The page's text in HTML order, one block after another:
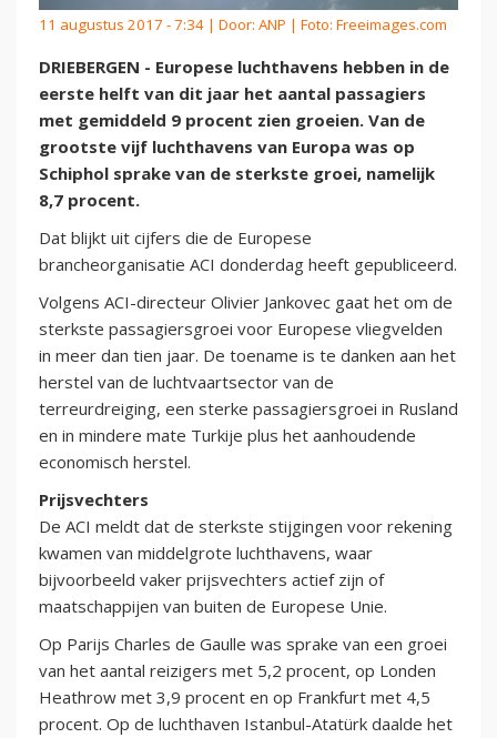
11 augustus 2017 - 7:34 | Door: ANP | Foto: Freeimages.com
DRIEBERGEN - Europese luchthavens hebben in de
eerste helft van dit jaar het aantal passagiers
met gemiddeld 9 procent zien groeien. Van de
grootste vijf luchthavens van Europa was op
Schiphol sprake van de sterkste groei, namelijk
8,7 procent.
Dat blijkt uit cijfers die de Europese
brancheorganisatie ACI donderdag heeft gepubliceerd.
Volgens ACI-directeur Olivier Jankovec gaat het om de
sterkste passagiersgroei voor Europese vliegvelden
in meer dan tien jaar. De toename is te danken aan het
herstel van de luchtvaartsector van de
terreurdreiging, een sterke passagiersgroei in Rusland
en in mindere mate Turkije plus het aanhoudende
economisch herstel.
Prijsvechters
De ACI meldt dat de sterkste stijgingen voor rekening
kwamen van middelgrote luchthavens, waar
bijvoorbeeld vaker prijsvechters actief zijn of
maatschappijen van buiten de Europese Unie.
Op Parijs Charles de Gaulle was sprake van een groei
van het aantal reizigers met 5,2 procent, op Londen
Heathrow met 3,9 procent en op Frankfurt met 4,5
procent. Op de luchthaven Istanbul-Atatürk daalde het